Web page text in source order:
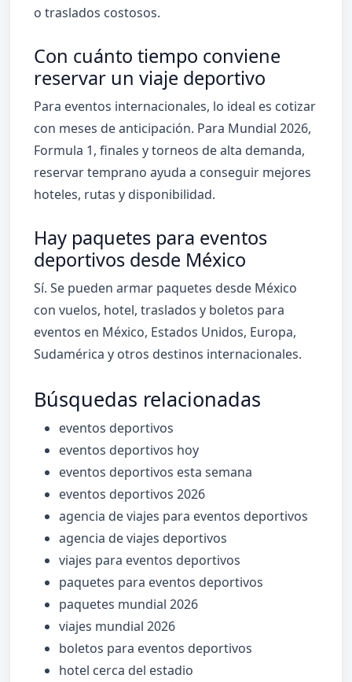
o traslados costosos.
Con cuánto tiempo conviene
reservar un viaje deportivo
Para eventos internacionales, lo ideal es cotizar
con meses de anticipación. Para Mundial 2026,
Formula 1, finales y torneos de alta demanda,
reservar temprano ayuda a conseguir mejores
hoteles, rutas y disponibilidad.
Hay paquetes para eventos
deportivos desde México
Sí. Se pueden armar paquetes desde México
con vuelos, hotel, traslados y boletos para
eventos en México, Estados Unidos, Europa,
Sudamérica y otros destinos internacionales.
Búsquedas relacionadas
eventos deportivos
eventos deportivos hoy
eventos deportivos esta semana
eventos deportivos 2026
agencia de viajes para eventos deportivos
agencia de viajes deportivos
viajes para eventos deportivos
paquetes para eventos deportivos
paquetes mundial 2026
viajes mundial 2026
boletos para eventos deportivos
hotel cerca del estadio